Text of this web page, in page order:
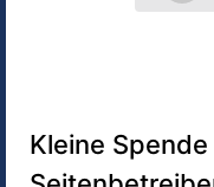
Kleine